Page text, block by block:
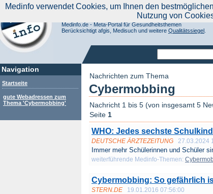
Navigation
Startseite
gute Webadressen zum
Thema 'Cybermobbing'
Aktuelle Nachrichten|
Suchen Sie noch oder Finden Sie schon?
Medinfo.de - Meta-Portal für Gesundheitsthemen
Berücksichtigt afgis, Medisuch und weitere Qualitätssiegel
Nachrichten zum Thema
Cybermobbing
Nachricht 1 bis 5 (von insgesamt 5
Seite 1
WHO: Jedes sechste
DEUTSCHE ÄRZTEZEITUNG 27.03.2024
Immer mehr Schülerinnen und Schüler
weiterführende Medinfo-Themen:
Cybermobbing: So gefährlich
STERN.DE 19.01.2016 07:56:00
Medinfo verwendet Cookies, um Ihnen den
Nutzung von